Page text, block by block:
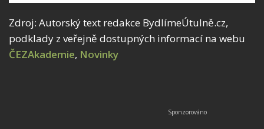
Zdroj: Autorský text redakce BydlímeÚtulně.cz,
podklady z veřejně dostupných informací na webu
ČEZAkademie, Novinky